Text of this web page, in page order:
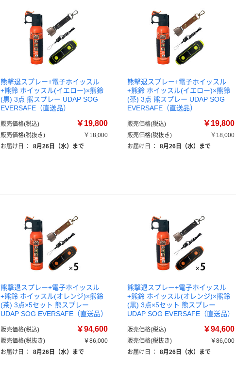
熊撃退スプレー+電子ホイッスル
+熊鈴 ホイッスル(イエロー)×熊鈴
(黒) 3点 熊スプレー UDAP SOG
EVERSAFE（直送品）
販売価格(税込) ￥19,800
販売価格(税抜き)
￥18,000
お届け日
： 8月26日（水）まで
熊撃退スプレー+電子ホイッスル
+熊鈴 ホイッスル(イエロー)×熊鈴
(茶) 3点 熊スプレー UDAP SOG
EVERSAFE（直送品）
販売価格(税込) ￥19,800
販売価格(税抜き)
￥18,000
お届け日
： 8月26日（水）まで
熊撃退スプレー+電子ホイッスル
+熊鈴 ホイッスル(オレンジ)×熊鈴
(茶) 3点×5セット 熊スプレー
UDAP SOG EVERSAFE（直送品）
販売価格(税込) ￥94,600
販売価格(税抜き)
￥86,000
お届け日
： 8月26日（水）まで
熊撃退スプレー+電子ホイッスル
+熊鈴 ホイッスル(オレンジ)×熊鈴
(黒) 3点×5セット 熊スプレー
UDAP SOG EVERSAFE（直送品）
販売価格(税込) ￥94,600
販売価格(税抜き)
￥86,000
お届け日
： 8月26日（水）まで